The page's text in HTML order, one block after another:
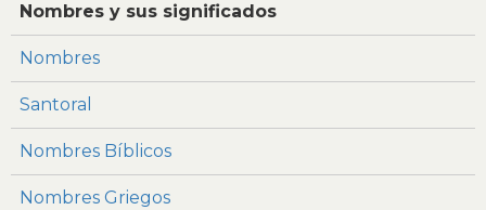
Nombres y sus significados
Nombres
Santoral
Nombres Bíblicos
Nombres Griegos